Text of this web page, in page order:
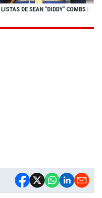
DE SEAN "DIDDY" COMBS |